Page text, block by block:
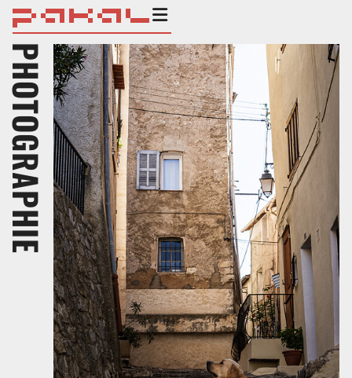
PHOTOGRAPHIE